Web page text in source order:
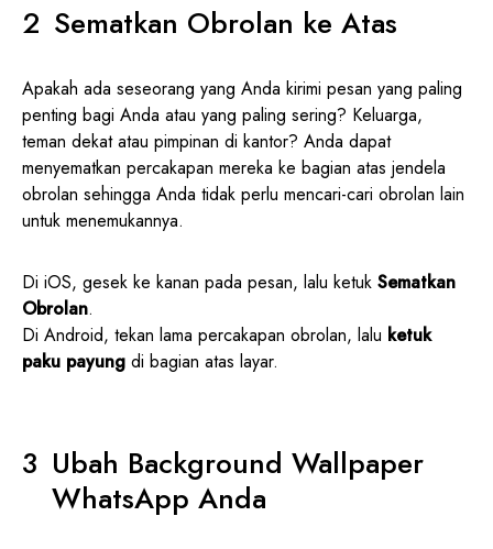
Sematkan Obrolan ke Atas
Apakah ada seseorang yang Anda kirimi pesan yang paling
penting bagi Anda atau yang paling sering? Keluarga,
teman dekat atau pimpinan di kantor? Anda dapat
menyematkan percakapan mereka ke bagian atas jendela
obrolan sehingga Anda tidak perlu mencari-cari obrolan lain
untuk menemukannya.
Di iOS, gesek ke kanan pada pesan, lalu ketuk Sematkan
Obrolan.
Di Android, tekan lama percakapan obrolan, lalu ketuk
paku payung di bagian atas layar.
Ubah Background Wallpaper
WhatsApp Anda